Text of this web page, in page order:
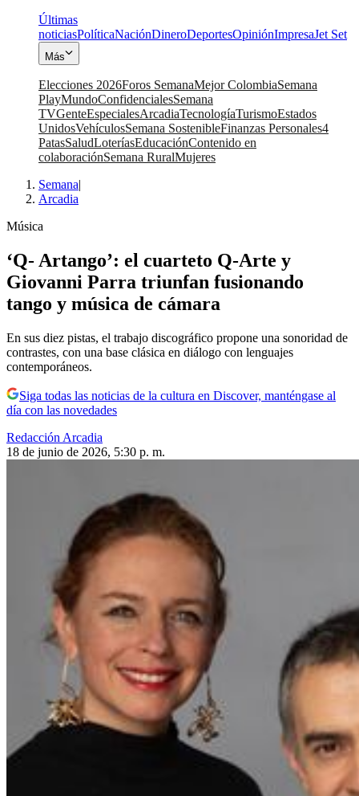
Últimas
noticiasPolíticaNaciónDineroDeportesOpiniónImpresaJet Set
Más
Elecciones 2026Foros SemanaMejor ColombiaSemana
PlayMundoConfidencialesSemana
TVGenteEspecialesArcadiaTecnologíaTurismoEstados
UnidosVehículosSemana SostenibleFinanzas Personales4
PatasSaludLoteríasEducaciónContenido en
colaboraciónSemana RuralMujeres
Semana|
Arcadia
Música
‘Q- Artango’: el cuarteto Q-Arte y
Giovanni Parra triunfan fusionando
tango y música de cámara
En sus diez pistas, el trabajo discográfico propone una sonoridad de
contrastes, con una base clásica en diálogo con lenguajes
contemporáneos.
Siga todas las noticias de la cultura en Discover, manténgase al
día con las novedades
Redacción Arcadia
18 de junio de 2026, 5:30 p. m.